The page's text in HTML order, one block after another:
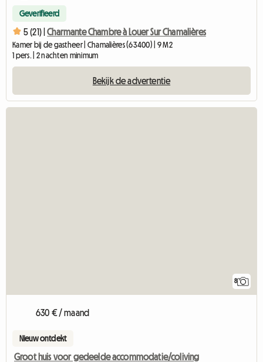
Geverifieerd
5 (21) | Charmante Chambre à Louer Sur Chamalières
Kamer bij de gastheer | Chamalières (63400) | 9 M2
1 pers. | 2 nachten minimum
Bekijk de advertentie
8
630 € / maand
Nieuw ontdekt
Groot huis voor gedeelde accommodatie/coliving